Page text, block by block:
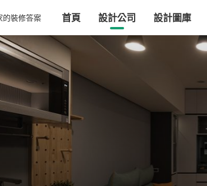
的裝修答案 首頁 設計公司 設計圖庫